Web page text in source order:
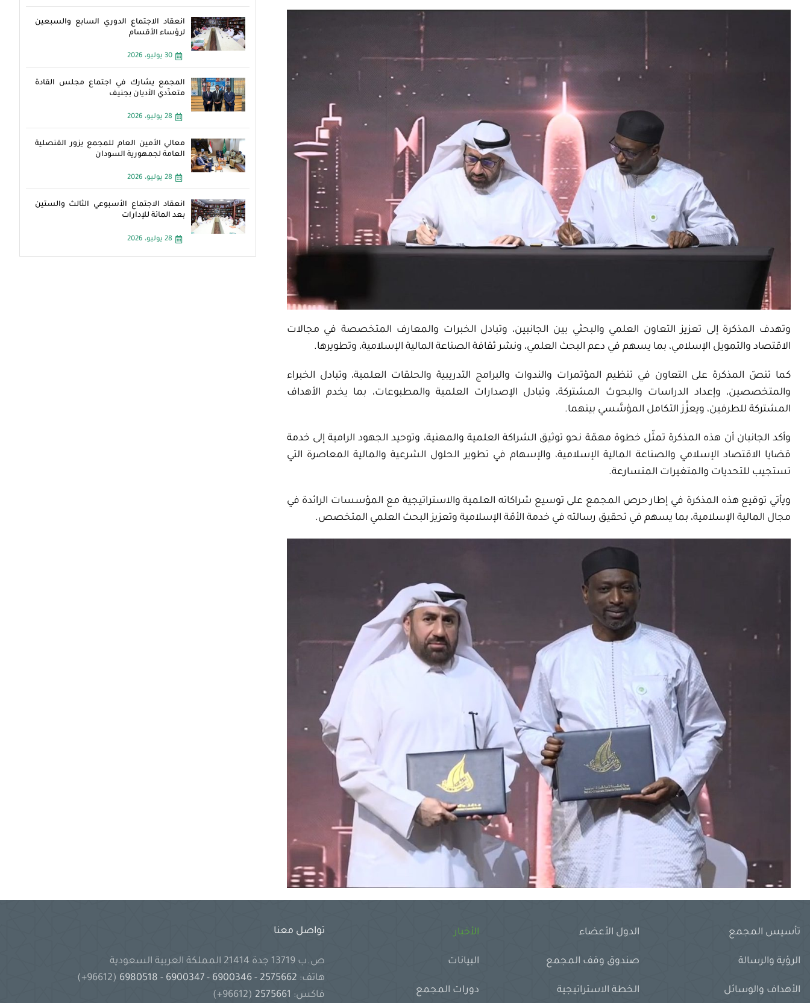
وتهدف المذكرة إلى تعزيز التعاون العلمي والبحثي بين الجانبين، وتبادل الخبرات والمعارف المتخصصة في مجالات
الاقتصاد والتمويل الإسلامي، بما يسهم في دعم البحث العلمي، ونشر ثقافة الصناعة المالية الإسلامية، وتطويرها.
كما تنصّ المذكرة على التعاون في تنظيم المؤتمرات والندوات والبرامج التدريبية والحلقات العلمية، وتبادل الخبراء
والمتخصصين، وإعداد الدراسات والبحوث المشتركة، وتبادل الإصدارات العلمية والمطبوعات، بما يخدم الأهداف
المشتركة للطرفين، ويعزِّز التكامل المؤسَّسي بينهما.
وأكد الجانبان أن هذه المذكرة تمثّل خطوة مهمّة نحو توثيق الشراكة العلمية والمهنية، وتوحيد الجهود الرامية إلى خدمة
قضايا الاقتصاد الإسلامي والصناعة المالية الإسلامية، والإسهام في تطوير الحلول الشرعية والمالية المعاصرة التي
تستجيب للتحديات والمتغيرات المتسارعة.
ويأتي توقيع هذه المذكرة في إطار حرص المجمع على توسيع شراكاته العلمية والاستراتيجية مع المؤسسات الرائدة في
مجال المالية الإسلامية، بما يسهم في تحقيق رسالته في خدمة الأمّة الإسلامية وتعزيز البحث العلمي المتخصص.
انعقاد الاجتماع الدوري السابع والسبعين
لرؤساء الأقسام
30 يوليو، 2026
المجمع يشارك في اجتماع مجلس القادة
متعدِّدي الأديان بجنيف
28 يوليو، 2026
معالي الأمين العام للمجمع يزور القنصلية
العامة لجمهورية السودان
28 يوليو، 2026
انعقاد الاجتماع الأسبوعي الثالث والستين
بعد المائة للإدارات
28 يوليو، 2026
تأسيس المجمع
الرؤية والرسالة
الأهداف والوسائل
الدول الأعضاء
صندوق وقف المجمع
الخطة الاستراتيجية
الأخبار
البيانات
دورات المجمع
تواصل معنا
ص.ب 13719 جدة 21414 المملكة العربية السعودية
هاتف:
-
6900346
-
6900347
-
(96612+)
فاكس:
(96612+)